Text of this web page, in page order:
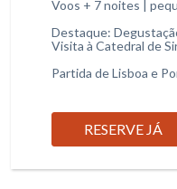
Voos + 7 noites |
Destaque:
Visita à Catedral de
Partida de Lisboa e
RESERVE JÁ